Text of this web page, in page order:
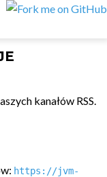
kanałów RSS.
https://jvm-